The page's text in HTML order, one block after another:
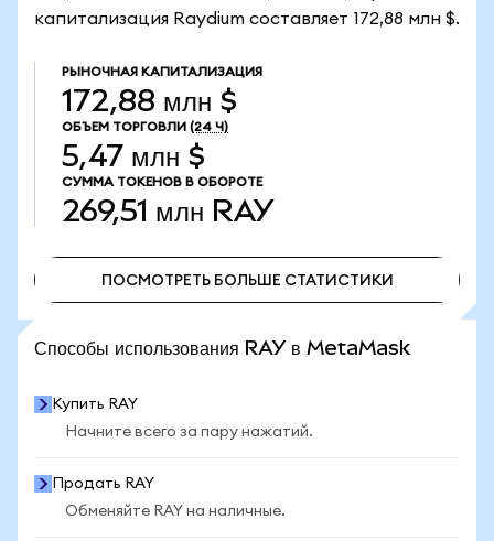
капитализация Raydium составляет 172,88 млн $.
РЫНОЧНАЯ КАПИТАЛИЗАЦИЯ
172,88 млн $
ОБЪЕМ ТОРГОВЛИ (24 Ч)
5,47 млн $
СУММА ТОКЕНОВ В ОБОРОТЕ
269,51 млн RAY
ПОСМОТРЕТЬ БОЛЬШЕ СТАТИСТИКИ
Способы использования RAY в MetaMask
Купить RAY
Начните всего за пару нажатий.
Продать RAY
Обменяйте RAY на наличные.